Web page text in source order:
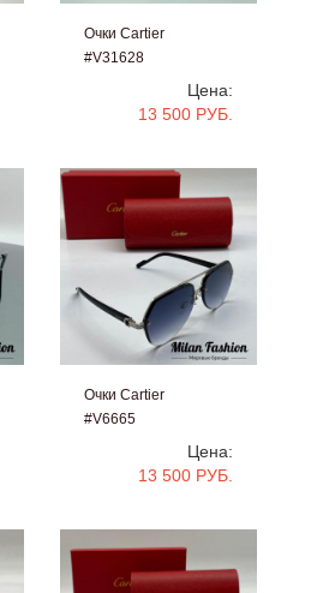
Очки Cartier
#V31628
Цена:
13 500 РУБ.
Очки Cartier
#V6665
Цена:
13 500 РУБ.